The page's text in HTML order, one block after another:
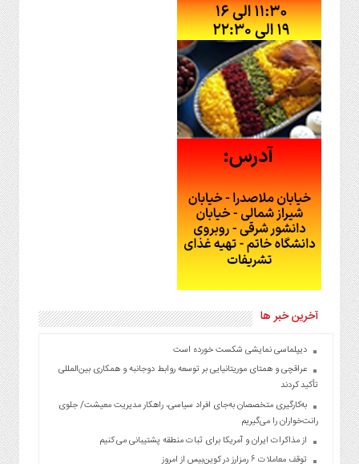
آخرین خبر ها
دیپلماسی نمایشی شکست خورده است
عراقچی و همتای موریتانیایی بر توسعه روابط دوجانبه و همکاری بین‌المللی
تأکید کردند
به‌کارگیری متخصصان به‌جای افراد سیاسی، راهکار مدیریت معیشت/ جلوی
رانت‌خواران را می‌گیریم
از مذاکرات ایران و آمریکا برای ثبات منطقه پشتیبانی می کنیم
توقف معاملات ۶ رمزارز در کوین‌بیس از امروز